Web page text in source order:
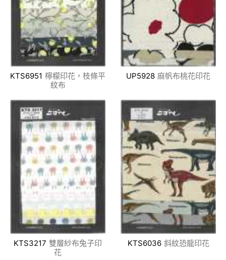
KTS6951 檸檬印花，枝條平
紋布
UP5928 麻帆布桃花印花
KTS3217 雙層紗布兔子印
花
KTS6036 斜紋恐龍印花